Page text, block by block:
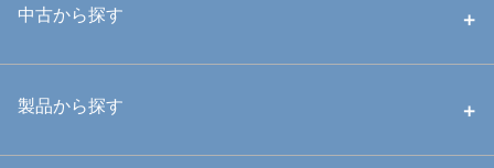
中古から探す
中古ハウジング
製品から探す